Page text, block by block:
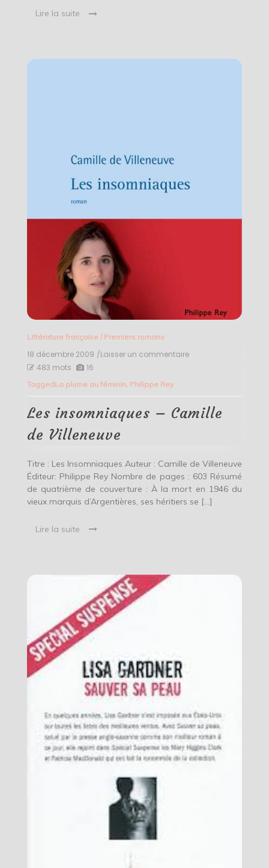
Lire la suite
Littérature française/ Premiers romans
18 décembre 2009 /Laisser un commentaireon
Villeneuve
483 mots 16
TaggedLa plume au féminin, Philippe Rey
Les insomniaques – Camille
de Villeneuve
Titre : Les Insomniaques Auteur : Camille de Villeneuve
Éditeur: Philippe Rey Nombre de pages : 603 Résumé
de quatrième de couverture : À la mort en 1946 du
vieux marquis d’Argentières, ses héritiers se […]
Lire la suite